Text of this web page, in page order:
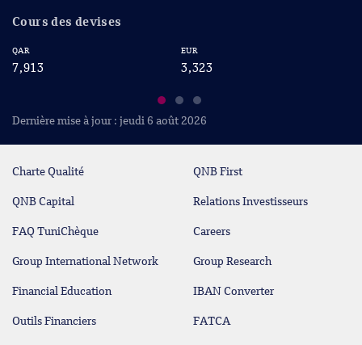
Cours des devises
QAR
7,913
EUR
3,323
Dernière mise à jour : jeudi 6 août 2026
Charte Qualité QNB First
QNB Capital Relations Investisseurs
FAQ TuniChèque Careers
Group International Network Group Research
Financial Education IBAN Converter
Outils Financiers FATCA